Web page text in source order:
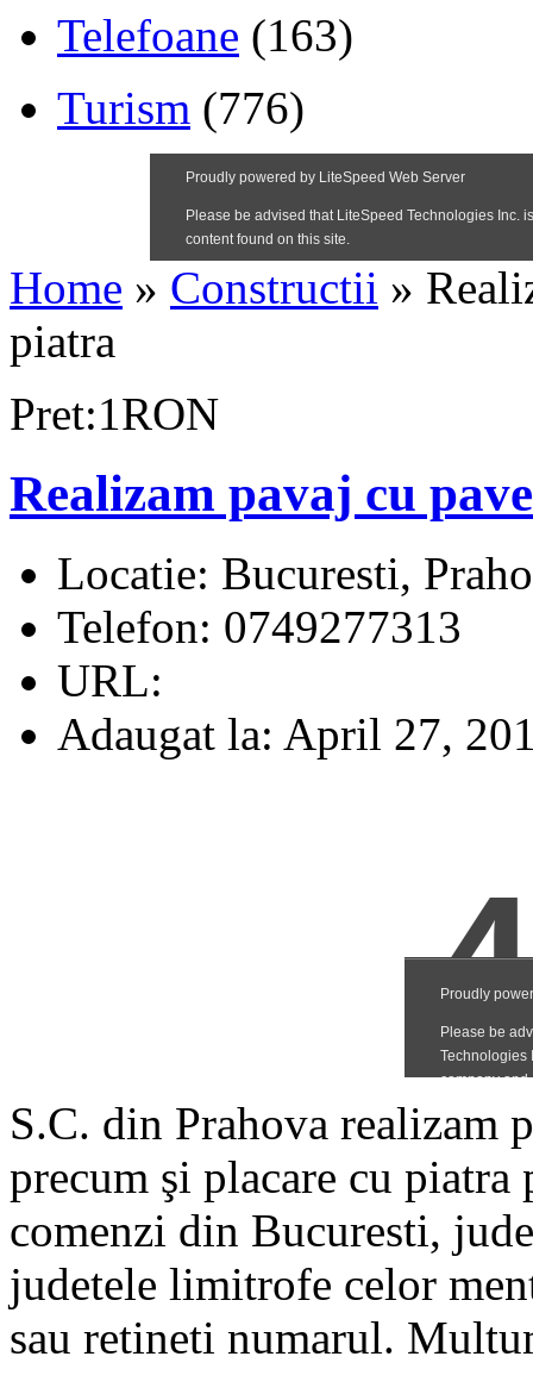
Telefoane (163)
Turism (776)
Home » Constructii »
piatra
Pret:1RON
Realizam pavaj cu
Locatie: Bucuresti,
Telefon: 0749277313
URL:
Adaugat la: April 27,
S.C. din Prahova realizam
precum şi placare cu
comenzi din Bucuresti,
judetele limitrofe celor
sau retineti numarul.